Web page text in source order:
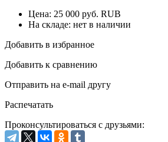
Цена: 25 000 руб. RUB
На складе: нет в наличии
Добавить в избранное
Добавить к сравнению
Отправить на e-mail другу
Распечатать
Проконсультироваться с друзьями: